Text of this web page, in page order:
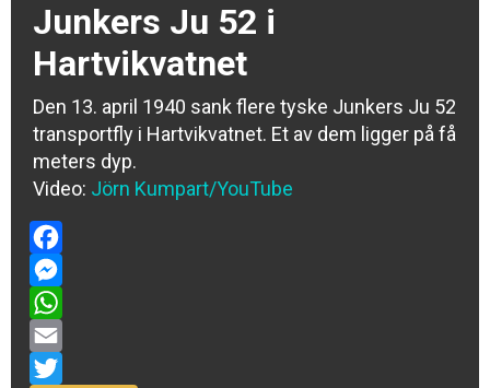
Junkers Ju 52 i
Hartvikvatnet
Den 13. april 1940 sank flere tyske Junkers Ju 52
transportfly i Hartvik­vatnet. Et av dem ligger på få
meters dyp.
Video: Jörn Kumpart/YouTube
Facebook
Messenger
WhatsApp
Email